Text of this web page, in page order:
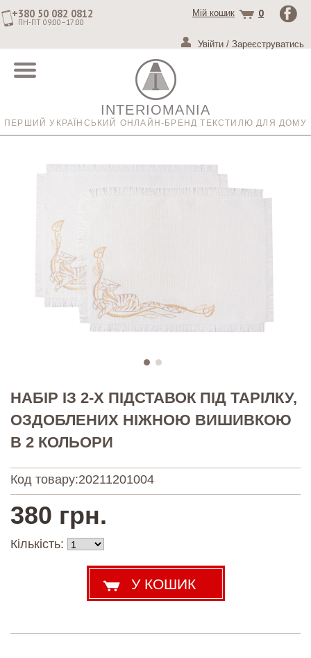
+380 50 082 0812
ПН-ПТ 09:00–17:00
Мій кошик 0
Увійти / Зареєструватись
INTERIOMANIA
ПЕРШИЙ УКРАЇНСЬКИЙ ОНЛАЙН-БРЕНД ТЕКСТИЛЮ ДЛЯ ДОМУ
НАБІР ІЗ 2-Х ПІДСТАВОК ПІД ТАРІЛКУ,
ОЗДОБЛЕНИХ НІЖНОЮ ВИШИВКОЮ
В 2 КОЛЬОРИ
Код товару:20211201004
380 грн.
Кількість: